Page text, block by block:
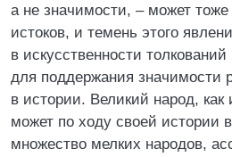
а не значимости, – может тоже
истоков, и темень этого
в искусственности
для поддержания значимости
в истории. Великий народ, как
может по ходу своей истории
множество мелких народов,